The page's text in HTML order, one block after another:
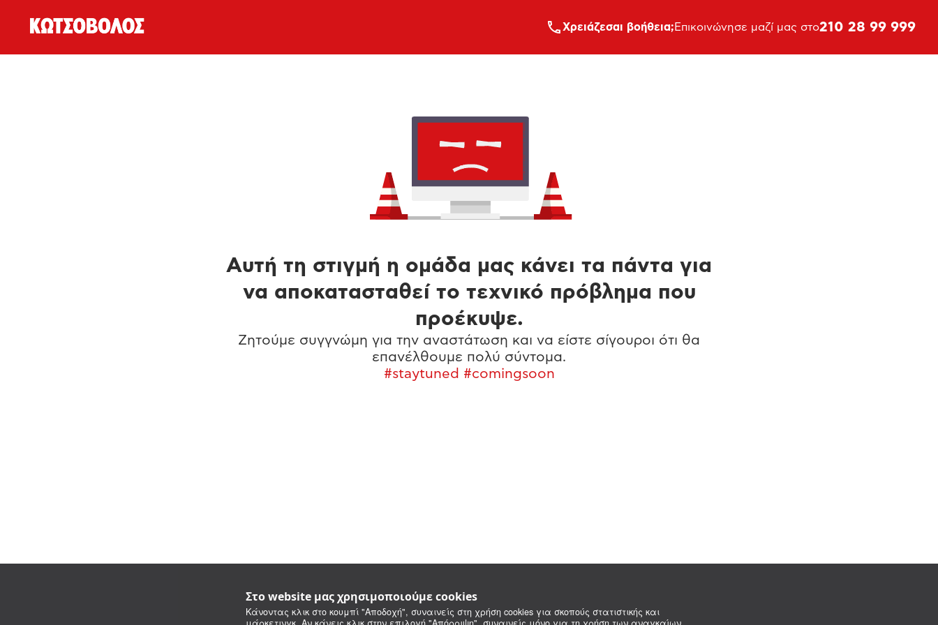
Στο website μας χρησιμοποιούμε cookies
Κάνοντας κλικ στο κουμπί "Αποδοχή", συναινείς στη χρήση cookies για σκοπούς στατιστικής και
Xρειάζεσαι βοήθεια; Επικοινώνησε μαζί μας στο210 28 99 999
Αυτή τη στιγμή η ομάδα μας κάνει τα πάντα για
να αποκατασταθεί το τεχνικό πρόβλημα που
προέκυψε.
Ζητούμε συγγνώμη για την αναστάτωση και να είστε σίγουροι ότι θα
επανέλθουμε πολύ σύντομα.
#staytuned #comingsoon